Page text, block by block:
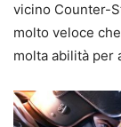
vicino Counter-
molto veloce
molta abilità per